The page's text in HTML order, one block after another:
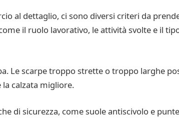
al dettaglio, ci sono diversi criteri da
il ruolo lavorativo, le attività svolte e il
Le scarpe troppo strette o troppo larghe
calzata migliore.
di sicurezza, come suole antiscivolo e